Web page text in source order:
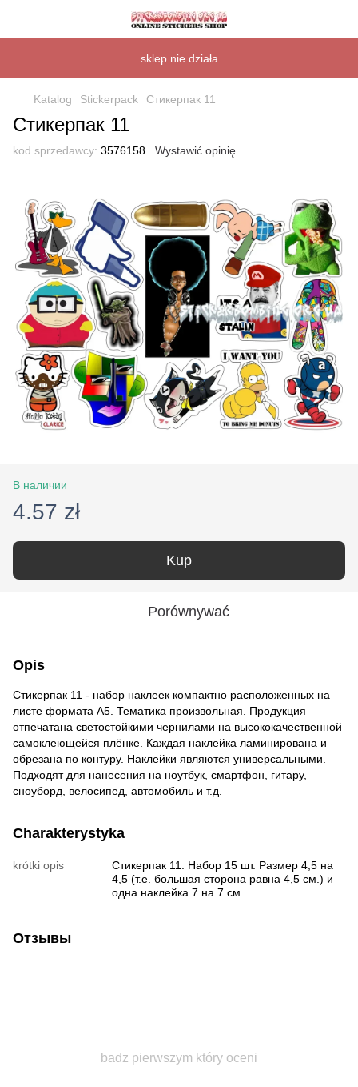
sklep nie działa
Katalog Stickerpack Стикерпак 11
Стикерпак 11
kod sprzedawcy: 3576158 Wystawić opinię
В наличии
4.57 zł
Kup
Porównywać
Opis
Стикерпак 11 - набор наклеек компактно расположенных на
листе формата А5. Тематика произвольная. Продукция
отпечатана светостойкими чернилами на высококачественной
самоклеющейся плёнке. Каждая наклейка ламинирована и
обрезана по контуру. Наклейки являются универсальными.
Подходят для нанесения на ноутбук, смартфон, гитару,
сноуборд, велосипед, автомобиль и т.д.
Charakterystyka
krótki opis
Стикерпак 11. Набор 15 шт. Размер 4,5 на
4,5 (т.е. большая сторона равна 4,5 см.) и
одна наклейка 7 на 7 см.
Отзывы
badz pierwszym który oceni